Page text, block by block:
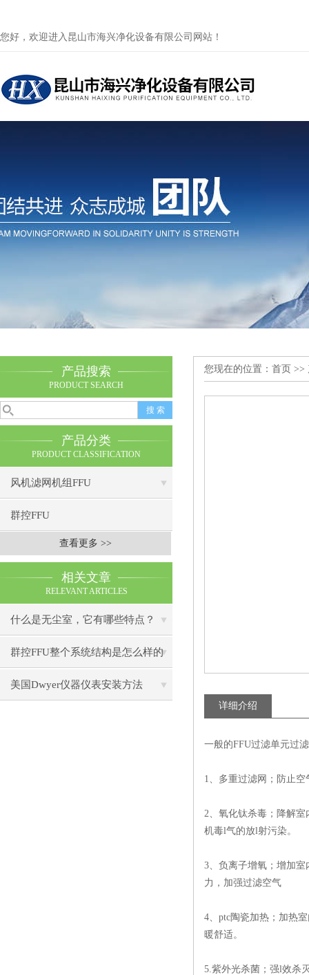
您好，欢迎进入昆山市海兴净化设备有限公司网站！
产品搜索
PRODUCT SEARCH
产品分类
PRODUCT CLASSIFICATION
风机滤网机组FFU
群控FFU
查看更多 >>
相关文章
RELEVANT ARTICLES
什么是无尘室，它有哪些特点？
群控FFU整个系统结构是怎么样的
呢？
美国Dwyer仪器仪表安装方法
您现在的位置： 首页 >>
详细介绍
一般的FFU过滤单元过
1、多重过滤网；防止
2、氧化钛杀毒；降解
机毒l气的放l射污染。
3、负离子增氧；增加
力，加强过滤空气
4、ptc陶瓷加热；加热
暖舒适。
5.紫外光杀菌；强l效杀